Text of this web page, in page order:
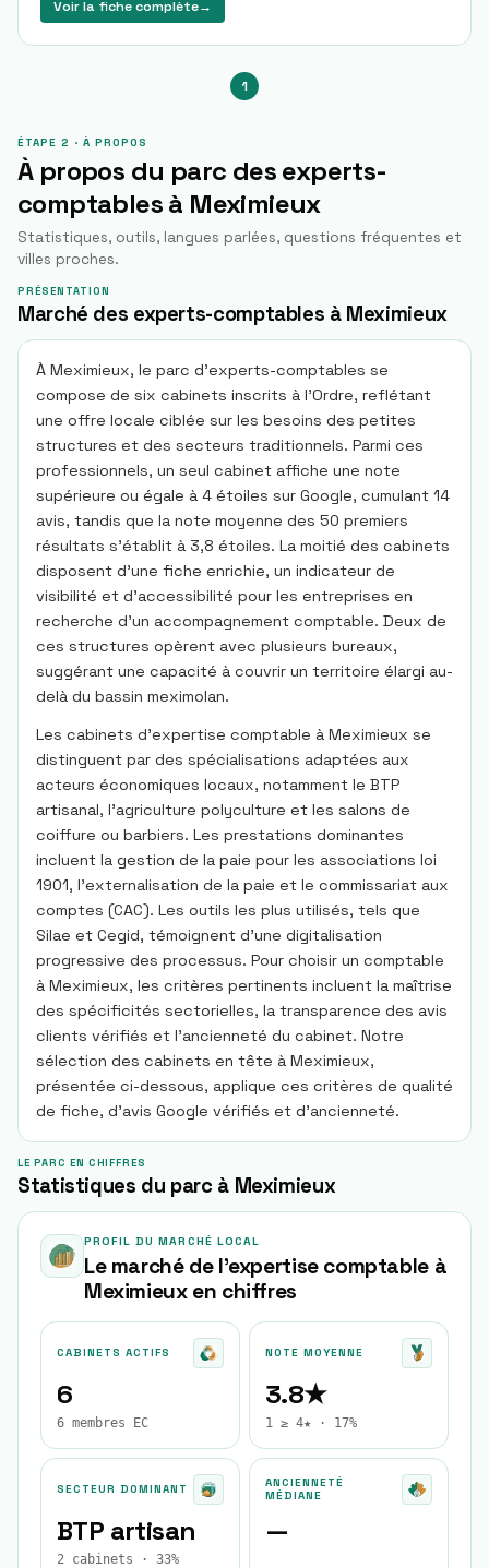
Voir la fiche complète→
1
ÉTAPE 2 · À PROPOS
À propos du parc des experts-
comptables à Meximieux
Statistiques, outils, langues parlées, questions fréquentes et
villes proches.
PRÉSENTATION
Marché des experts-comptables à Meximieux
À Meximieux, le parc d’experts-comptables se
compose de six cabinets inscrits à l’Ordre, reflétant
une offre locale ciblée sur les besoins des petites
structures et des secteurs traditionnels. Parmi ces
professionnels, un seul cabinet affiche une note
supérieure ou égale à 4 étoiles sur Google, cumulant 14
avis, tandis que la note moyenne des 50 premiers
résultats s’établit à 3,8 étoiles. La moitié des cabinets
disposent d’une fiche enrichie, un indicateur de
visibilité et d’accessibilité pour les entreprises en
recherche d’un accompagnement comptable. Deux de
ces structures opèrent avec plusieurs bureaux,
suggérant une capacité à couvrir un territoire élargi au-
delà du bassin meximolan.
Les cabinets d’expertise comptable à Meximieux se
distinguent par des spécialisations adaptées aux
acteurs économiques locaux, notamment le BTP
artisanal, l’agriculture polyculture et les salons de
coiffure ou barbiers. Les prestations dominantes
incluent la gestion de la paie pour les associations loi
1901, l’externalisation de la paie et le commissariat aux
comptes (CAC). Les outils les plus utilisés, tels que
Silae et Cegid, témoignent d’une digitalisation
progressive des processus. Pour choisir un comptable
à Meximieux, les critères pertinents incluent la maîtrise
des spécificités sectorielles, la transparence des avis
clients vérifiés et l’ancienneté du cabinet. Notre
sélection des cabinets en tête à Meximieux,
présentée ci-dessous, applique ces critères de qualité
de fiche, d’avis Google vérifiés et d’ancienneté.
LE PARC EN CHIFFRES
Statistiques du parc à Meximieux
PROFIL DU MARCHÉ LOCAL
Le marché de l'expertise comptable à
Meximieuxen chiffres
CABINETS ACTIFS
6
6 membres EC
NOTE MOYENNE
3.8★
1 ≥ 4★ · 17%
SECTEUR DOMINANT
BTP artisan
2 cabinets · 33%
ANCIENNETÉ
MÉDIANE
—